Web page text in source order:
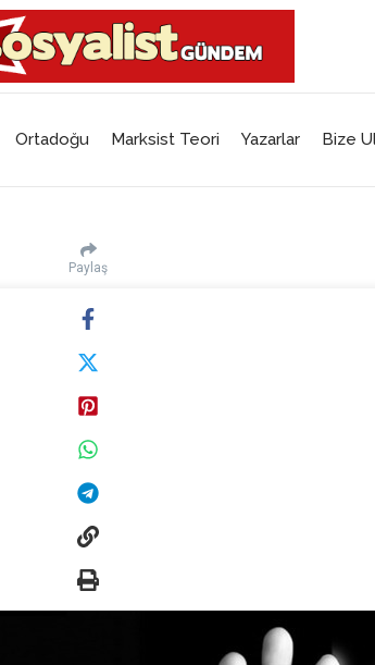
Ortadoğu Marksist Teori Yazarlar Bize
Paylaş